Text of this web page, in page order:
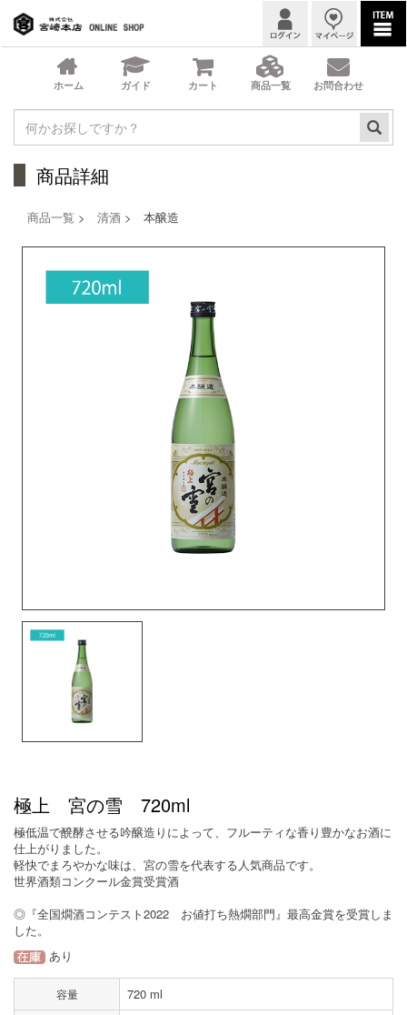
商品詳細
商品一覧 > 清酒 > 本醸造
極上 宮の雪 720ml
極低温で醗酵させる吟醸造りによって、フルーティな香り豊かなお酒に
仕上がりました。
軽快でまろやかな味は、宮の雪を代表する人気商品です。
世界酒類コンクール金賞受賞酒
◎『全国燗酒コンテスト2022 お値打ち熱燗部門』最高金賞を受賞しま
した。
あり
容量 720 ml